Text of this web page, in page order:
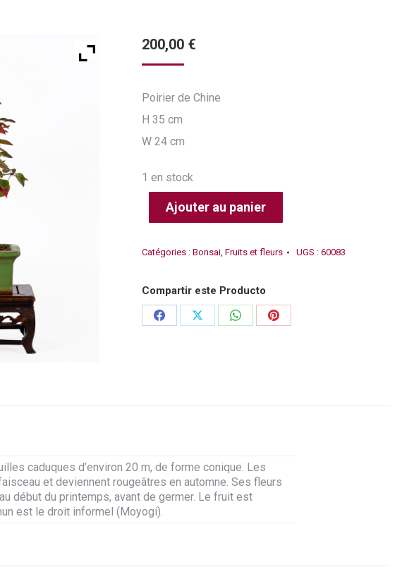
200,00 €
Poirier de Chine
H 35 cm
W 24 cm
1 en stock
Ajouter au panier
Catégories : Bonsai, Fruits et fleurs UGS : 60083
Compartir este Producto
PartagerPartagerPartagerPartager
caduques d’environ 20 m, de forme conique. Les
et deviennent rougeâtres en automne. Ses fleurs
début du printemps, avant de germer. Le fruit est
est le droit informel (Moyogi).